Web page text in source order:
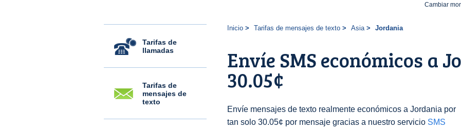
Tarifas de
llamadas
Tarifas de
mensajes de
texto
Inicio Tarifas de mensajes de texto Asia Jordania
Envíe SMS económicos a
30.05¢
Envíe mensajes de texto realmente económicos a Jordania por
tan solo 30.05¢ por mensaje gracias a nuestro servicio SMS
Cambiar